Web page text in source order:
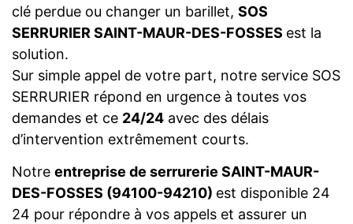
clé perdue ou changer un barillet, SOS
SERRURIER SAINT-MAUR-DES-FOSSES est la
solution.
Sur simple appel de votre part, notre service SOS
SERRURIER répond en urgence à toutes vos
demandes et ce 24/24 avec des délais
d’intervention extrêmement courts.
Notre entreprise de serrurerie SAINT-MAUR-
DES-FOSSES (94100-94210) est disponible 24
24 pour répondre à vos appels et assurer un